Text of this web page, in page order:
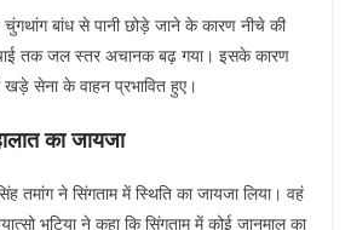
बांध से पानी छोड़े जाने के कारण नीचे की
तक जल स्तर अचानक बढ़ गया। इसके कारण
खड़े सेना के वाहन प्रभावित हुए।
का जायजा
तमांग ने सिंगताम में स्थिति का जायजा लिया। वहं
भूटिया ने कहा कि सिंगताम में कोई जानमाल का